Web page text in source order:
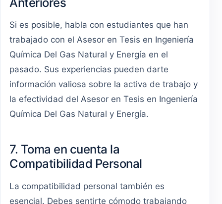
Si es posible, habla con estudiantes que han
trabajado con el Asesor en Tesis en Ingeniería
Química Del Gas Natural y Energía en el
pasado. Sus experiencias pueden darte
información valiosa sobre la activa de trabajo y
la efectividad del Asesor en Tesis en Ingeniería
Química Del Gas Natural y Energía.
7. Toma en cuenta la
Compatibilidad Personal
La compatibilidad personal también es
esencial. Debes sentirte cómodo trabajando